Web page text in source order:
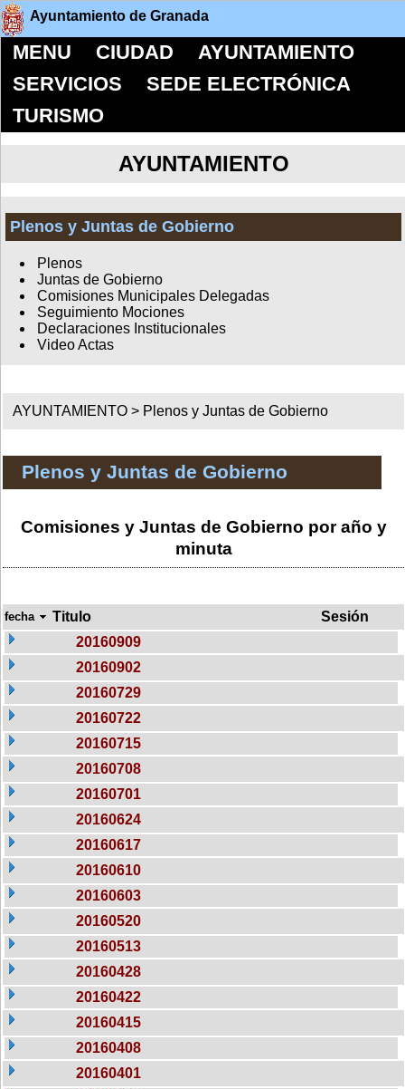
Ayuntamiento de Granada
MENU CIUDAD
AYUNTAMIENTO
SERVICIOS
SEDE ELECTRÓNICA
TURISMO
AYUNTAMIENTO
Plenos y Juntas de Gobierno
Plenos
Juntas de Gobierno
Comisiones Municipales Delegadas
Seguimiento Mociones
Declaraciones Institucionales
Video Actas
AYUNTAMIENTO > Plenos y Juntas de Gobierno
Plenos y Juntas de Gobierno
Comisiones y Juntas de Gobierno por año y
minuta
fecha Titulo
Sesión
20160909
20160902
20160729
20160722
20160715
20160708
20160701
20160624
20160617
20160610
20160603
20160520
20160513
20160428
20160422
20160415
20160408
20160401